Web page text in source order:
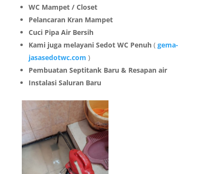
WC Mampet / Closet
Pelancaran Kran Mampet
Cuci Pipa Air Bersih
Kami juga melayani Sedot WC Penuh( gema-
jasasedotwc.com )
Pembuatan Septitank Baru & Resapan air
Instalasi Saluran Baru